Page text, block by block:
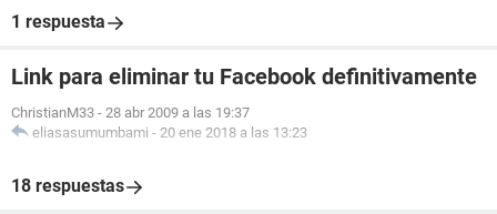
1 respuesta
Link para eliminar tu Facebook definitivamente
ChristianM33 - 28 abr 2009 a las 19:37
eliasasumumbami - 20 ene 2018 a las 13:23
18 respuestas